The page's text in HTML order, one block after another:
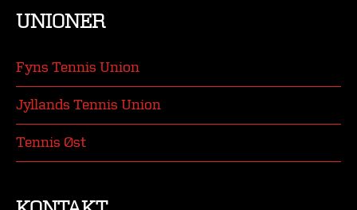
UNIONER
Fyns Tennis Union
Jyllands Tennis Union
Tennis Øst